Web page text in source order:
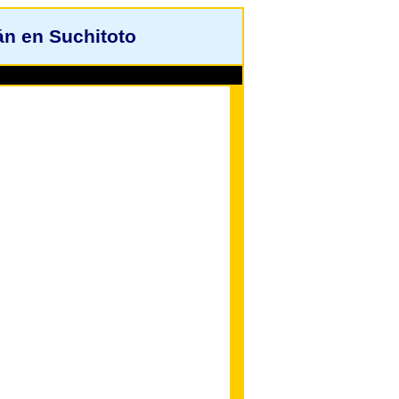
en Suchitoto